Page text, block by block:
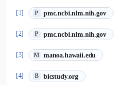
[1] P pmc.ncbi.nlm.nih.gov
(새 탭에서 열림)
[2] P pmc.ncbi.nlm.nih.gov
(새 탭에서 열림)
[3] M manoa.hawaii.edu
(새 탭에서 열림)
[4] B bicstudy.org
(새 탭에서 열림)